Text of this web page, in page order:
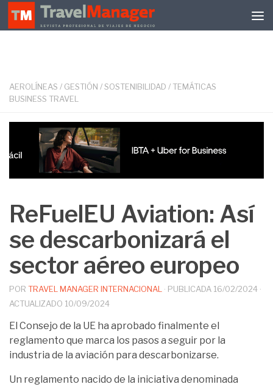
Debajo del contenido
AEROLÍNEAS / GESTIÓN /SOSTENIBILIDAD / TEMÁTICAS
BUSINESS TRAVEL
ReFuelEU Aviation: Así
se descarbonizará el
sector aéreo europeo
POR TRAVEL MANAGER INTERNACIONAL · PUBLICADA 16/02/2024 ·
ACTUALIZADO 10/09/2024
El Consejo de la UE ha aprobado finalmente el
reglamento que marca los pasos a seguir por la
industria de la aviación para descarbonizarse.
Un reglamento nacido de la iniciativa denominada